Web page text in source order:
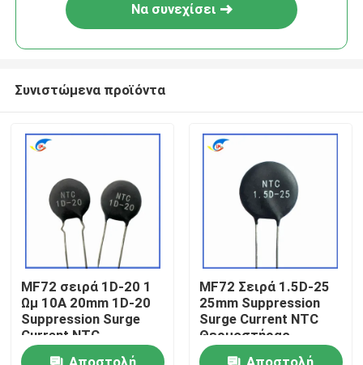
Προϊόντα
βίντεο
Να συνεχίσει
Συνιστώμενα προϊόντα
MF72 σειρά 1D-20 1
Ωμ 10A 20mm 1D-20
Suppression Surge
Current NTC
Θερμοστήρας
Αποστολή
MF72 Σειρά 1.5D-25
25mm Suppression
Surge Current NTC
Θερμοστήρας
κατάλληλος για την
Αποστολή